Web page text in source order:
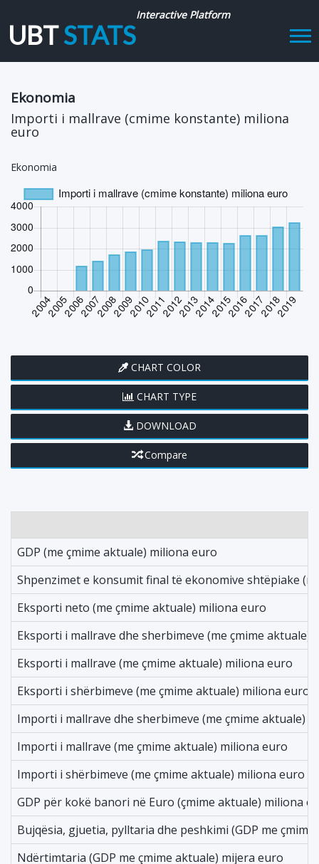
UBTSTATS
Interactive Platform
Ekonomia
Importi i mallrave (cmime konstante) miliona
euro
Ekonomia
CHART COLOR
CHART TYPE
DOWNLOAD
Compare
GDP (me çmime aktuale) miliona euro
Shpenzimet e konsumit final të ekonomive shtëpiake
Eksporti neto (me çmime aktuale) miliona euro
Eksporti i mallrave dhe sherbimeve (me çmime aktuale)
Eksporti i mallrave (me çmime aktuale) miliona euro
Eksporti i shërbimeve (me çmime aktuale) miliona euro
Importi i mallrave dhe sherbimeve (me çmime aktuale)
Importi i mallrave (me çmime aktuale) miliona euro
Importi i shërbimeve (me çmime aktuale) miliona euro
GDP për kokë banori në Euro (çmime aktuale) miliona
Bujqësia, gjuetia, pylltaria dhe peshkimi (GDP me
Ndërtimtaria (GDP me çmime aktuale) mijera euro